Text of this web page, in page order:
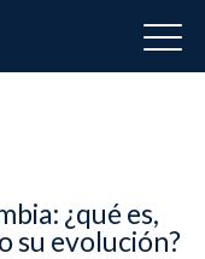
¿qué es,
su evolución?